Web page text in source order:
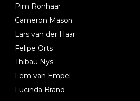
Pim Ronhaar
Cameron Mason
Lars van der Haar
Felipe Orts
Thibau Nys
Fem van Empel
Lucinda Brand